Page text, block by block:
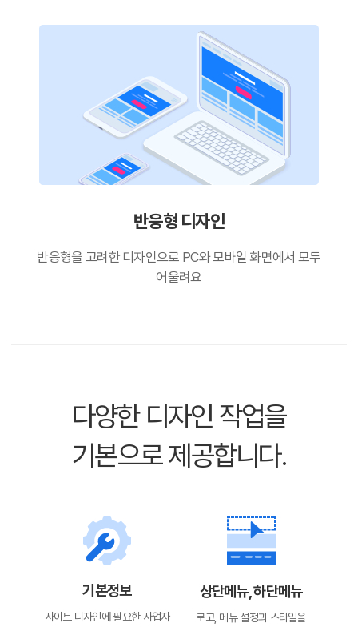
반응형 디자인
반응형을 고려한 디자인으로 PC와 모바일 화면에서 모두
어울려요
다양한 디자인 작업을
기본으로 제공합니다.
기본정보
사이트 디자인에 필요한 사업자
상단메뉴, 하단메뉴
로고, 메뉴 설정과 스타일을